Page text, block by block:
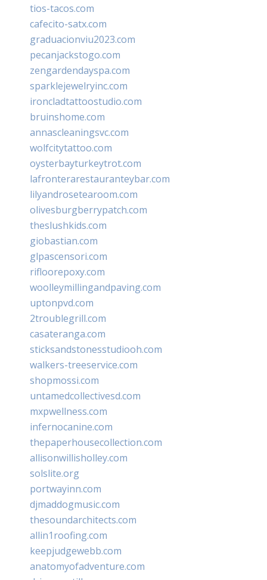
tios-tacos.com
cafecito-satx.com
graduacionviu2023.com
pecanjackstogo.com
zengardendayspa.com
sparklejewelryinc.com
ironcladtattoostudio.com
bruinshome.com
annascleaningsvc.com
wolfcitytattoo.com
oysterbayturkeytrot.com
lafronterarestauranteybar.com
lilyandrosetearoom.com
olivesburgberrypatch.com
theslushkids.com
giobastian.com
glpascensori.com
rifloorepoxy.com
woolleymillingandpaving.com
uptonpvd.com
2troublegrill.com
casateranga.com
sticksandstonesstudiooh.com
walkers-treeservice.com
shopmossi.com
untamedcollectivesd.com
mxpwellness.com
infernocanine.com
thepaperhousecollection.com
allisonwillisholley.com
solslite.org
portwayinn.com
djmaddogmusic.com
thesoundarchitects.com
allin1roofing.com
keepjudgewebb.com
anatomyofadventure.com